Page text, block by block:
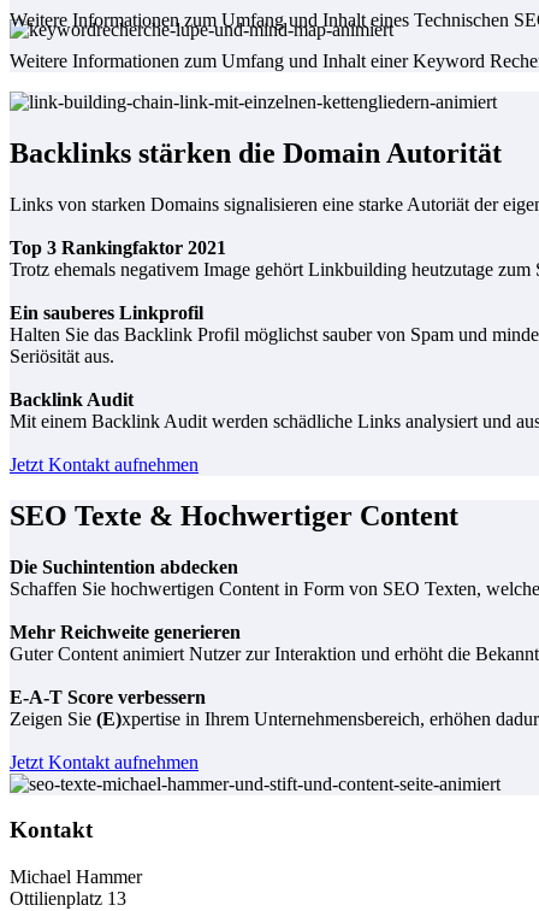
Weitere Informationen zum Umfang und Inhalt eines Technischen
Weitere Informationen zum Umfang und Inhalt einer Keyword
Backlinks stärken die Domain Autorität
Links von starken Domains signalisieren eine starke Autoriät der
Top 3 Rankingfaktor 2021
Trotz ehemals negativem Image gehört Linkbuilding heutzutage
Ein sauberes Linkprofil
Halten Sie das Backlink Profil möglichst sauber von Spam und
Seriösität aus.
Backlink Audit
Mit einem Backlink Audit werden schädliche Links analysiert und
Jetzt Kontakt aufnehmen
SEO Texte & Hochwertiger Content
Die Suchintention abdecken
Schaffen Sie hochwertigen Content in Form von SEO Texten,
Mehr Reichweite generieren
Guter Content animiert Nutzer zur Interaktion und erhöht die
E-A-T Score verbessern
Zeigen Sie (E)xpertise in Ihrem Unternehmensbereich, erhöhen
Jetzt Kontakt aufnehmen
Kontakt
Michael Hammer
Ottilienplatz 13